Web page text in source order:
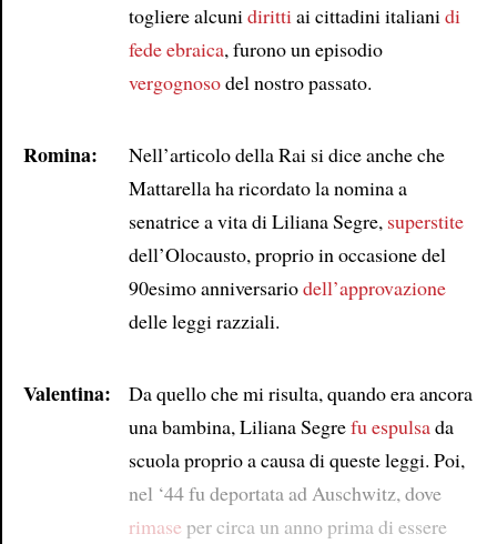
togliere alcuni diritti ai cittadini italiani di
fede ebraica, furono un episodio
vergognosodel nostro passato.
Romina:
Nell’articolo della Rai si dice anche che
Mattarella ha ricordato la nomina a
senatrice a vita di Liliana Segre, superstite
dell’Olocausto, proprio in occasione del
90esimo anniversariodell’approvazione
delle leggi razziali.
Valentina:
Da quello che mi risulta, quando era ancora
una bambina, Liliana Segrefu espulsada
scuola proprio a causa di queste leggi. Poi,
nel ‘44 fu deportata ad Auschwitz, dove
rimase per circa un anno prima di essere